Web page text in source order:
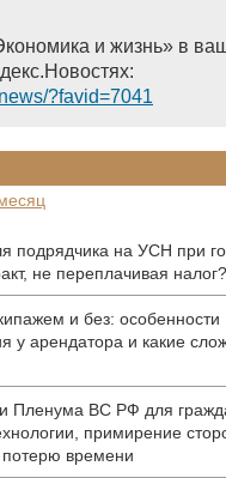
и жизнь» в
?favid=7041
подрядчика на УСН при
не переплачивая налог?
и без: особенности
у арендатора и какие
Пленума ВС РФ для
примирение
времени